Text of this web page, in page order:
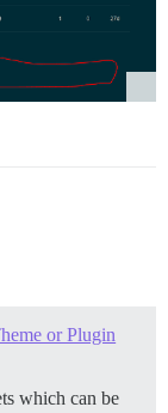
or Plugin
which can be